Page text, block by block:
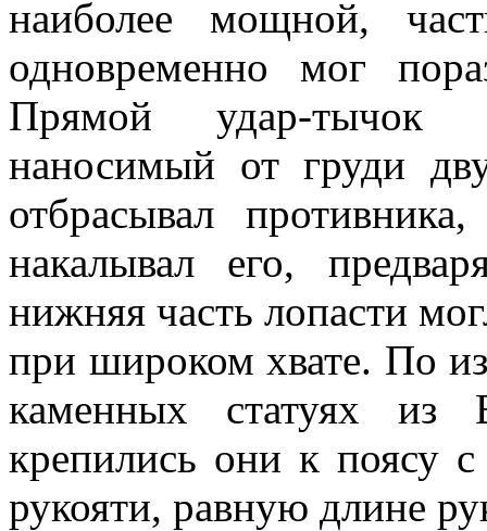
наиболее мощной,
одновременно мог
Прямой удар-тычок
наносимый от груди
отбрасывал
накалывал его,
нижняя часть лопасти
при широком хвате. По
каменных статуях из
крепились они к поясу
рукояти, равную длине